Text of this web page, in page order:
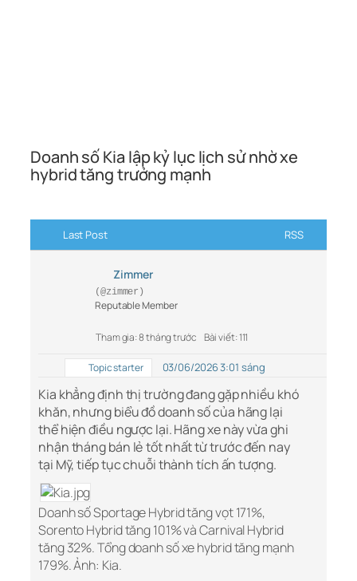
Doanh số Kia lập kỷ lục lịch sử nhờ xe
hybrid tăng trưởng mạnh
Last Post RSS
Zimmer
(@zimmer)
Reputable Member
Tham gia: 8 tháng trước Bài viết: 111
Topic starter 03/06/2026 3:01 sáng
Kia khẳng định thị trường đang gặp nhiều khó
khăn, nhưng biểu đồ doanh số của hãng lại
thể hiện điều ngược lại. Hãng xe này vừa ghi
nhận tháng bán lẻ tốt nhất từ trước đến nay
tại Mỹ, tiếp tục chuỗi thành tích ấn tượng.
Doanh số Sportage Hybrid tăng vọt 171%,
Sorento Hybrid tăng 101% và Carnival Hybrid
tăng 32%. Tổng doanh số xe hybrid tăng mạnh
179%. Ảnh: Kia.​